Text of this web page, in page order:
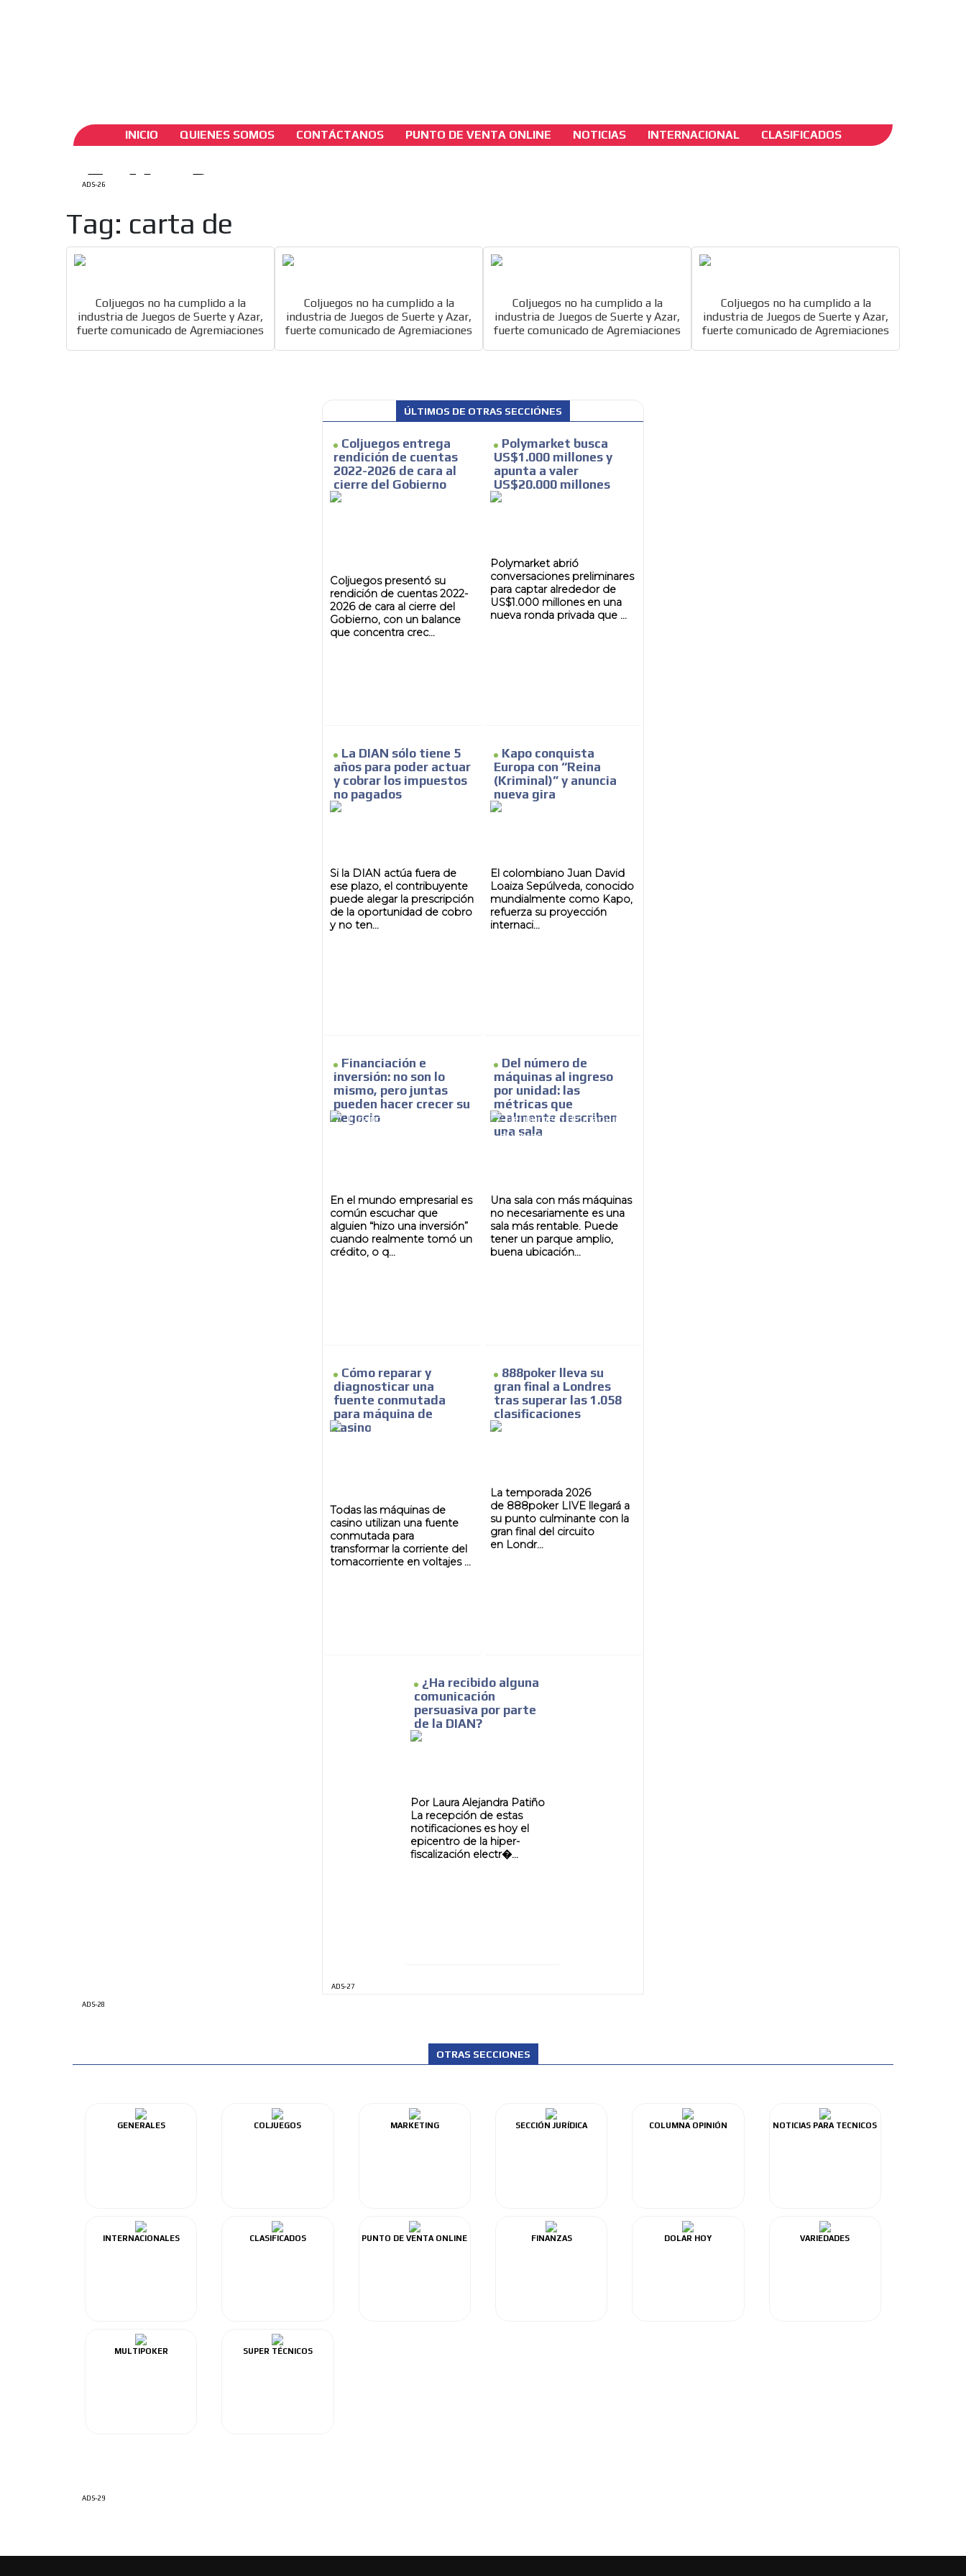
INICIO QUIENES SOMOS CONTÁCTANOS PUNTO DE VENTA ONLINE NOTICIAS INTERNACIONAL CLASIFICADOS
MVE ADS
ADS-26
Tag: carta de
Coljuegos no ha cumplido a la
industria de Juegos de Suerte y Azar,
fuerte comunicado de Agremiaciones
Coljuegos no ha cumplido a la
industria de Juegos de Suerte y Azar,
fuerte comunicado de Agremiaciones
Coljuegos no ha cumplido a la
industria de Juegos de Suerte y Azar,
fuerte comunicado de Agremiaciones
Coljuegos no ha cumplido a la
industria de Juegos de Suerte y Azar,
fuerte comunicado de Agremiaciones
ÚLTIMOS DE OTRAS SECCIÓNES
Coljuegos entrega
rendición de cuentas
2022-2026 de cara al
cierre del Gobierno
Coljuegos presentó su
rendición de cuentas 2022-
2026 de cara al cierre del
Gobierno, con un balance
que concentra crec...
Polymarket busca
US$1.000 millones y
apunta a valer
US$20.000 millones
Polymarket abrió
conversaciones preliminares
para captar alrededor de
US$1.000 millones en una
nueva ronda privada que ...
La DIAN sólo tiene 5
años para poder actuar
y cobrar los impuestos
no pagados
Si la DIAN actúa fuera de
ese plazo, el contribuyente
puede alegar la prescripción
de la oportunidad de cobro
y no ten...
Kapo conquista
Europa con “Reina
(Kriminal)” y anuncia
nueva gira
El colombiano Juan David
Loaiza Sepúlveda, conocido
mundialmente como Kapo,
refuerza su proyección
internaci...
Financiación e
inversión: no son lo
mismo, pero juntas
pueden hacer crecer su
negocio
En el mundo empresarial es
común escuchar que
alguien “hizo una inversión”
cuando realmente tomó un
crédito, o q...
Del número de
máquinas al ingreso
por unidad: las
métricas que
realmente describen
una sala
Una sala con más máquinas
no necesariamente es una
sala más rentable. Puede
tener un parque amplio,
buena ubicación...
Cómo reparar y
diagnosticar una
fuente conmutada
para máquina de
casino
Todas las máquinas de
casino utilizan una fuente
conmutada para
transformar la corriente del
tomacorriente en voltajes ...
888poker lleva su
gran final a Londres
tras superar las 1.058
clasificaciones
La temporada 2026
de 888poker LIVE llegará a
su punto culminante con la
gran final del circuito
en Londr...
¿Ha recibido alguna
comunicación
persuasiva por parte
de la DIAN?
Por Laura Alejandra Patiño
La recepción de estas
notificaciones es hoy el
epicentro de la hiper-
fiscalización electr�...
ADS-27
ADS-28
OTRAS SECCIONES
GENERALES COLJUEGOS MARKETING SECCIÓN JURÍDICA COLUMNA OPINIÓN NOTICIAS PARA TECNICOS
INTERNACIONALES CLASIFICADOS PUNTO DE VENTA ONLINE FINANZAS DOLAR HOY VARIEDADES
MULTIPOKER SUPER TÉCNICOS
ADS-29
MEDIUM